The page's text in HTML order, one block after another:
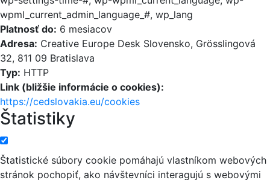
wpml_current_admin_language_#, wp_lang
Platnosť do: 6 mesiacov
Adresa: Creative Europe Desk Slovensko, Grösslingová
32, 811 09 Bratislava
Typ: HTTP
Link (bližšie informácie o cookies):
https://cedslovakia.eu/cookies
Štatistiky
Štatistické súbory cookie pomáhajú vlastníkom webových
stránok pochopiť, ako návštevníci interagujú s webovými